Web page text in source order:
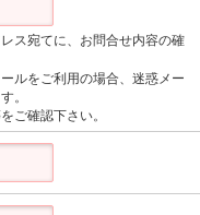
ス宛てに、お問合せ内容の確
ルをご利用の場合、迷惑メー
。
ご確認下さい。